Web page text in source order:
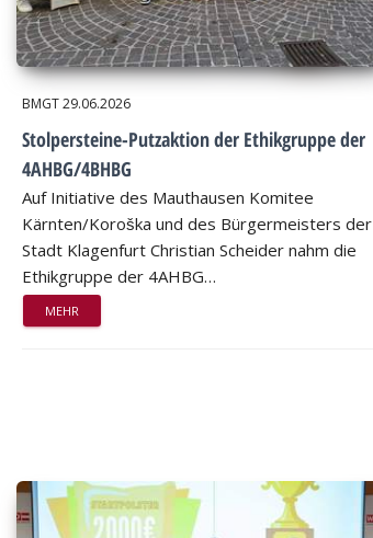
BMGT29.06.2026
Stolpersteine-Putzaktion der Ethikgruppe der
4AHBG/4BHBG
Auf Initiative des Mauthausen Komitee
Kärnten/Koroška und des Bürgermeisters der
Stadt Klagenfurt Christian Scheider nahm die
Ethikgruppe der 4AHBG…
MEHR